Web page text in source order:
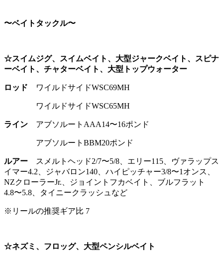
〜ベイトタックル〜
☆スイムジグ、スイムベイト、大型ジャークベイト、スピナ
ーベイト、チャターベイト、大型トップウォーター
ロッド ワイルドサイドWSC69MH
ワイルドサイドWSC65MH
ライン アブソルートAAA14〜16ポンド
アブソルートBBM20ポンド
ルアー スメルトヘッド2/7〜5/8、エリー115、ヴァラップス
イマー4.2、ジャバロン140、ハイピッチャー3/8〜1オンス、
NZクローラーJr.、ジョイントフカベイト、ブルフラット
4.8〜5.8、タイニークラッシュなど
※リールの推奨ギア比 7
☆ネズミ、フロッグ、大型ペンシルベイト